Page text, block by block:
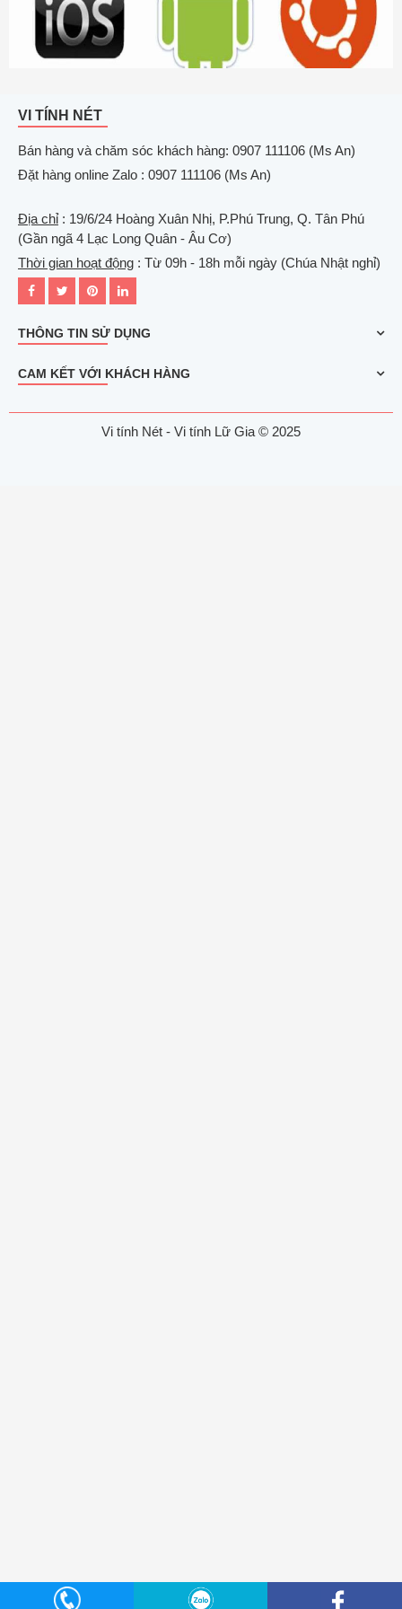
VI TÍNH NÉT
Bán hàng và chăm sóc khách hàng: 0907 111106 (Ms An)
Đặt hàng online Zalo : 0907 111106 (Ms An)
Địa chỉ: 19/6/24 Hoàng Xuân Nhị, P.Phú Trung, Q. Tân Phú
(Gần ngã 4 Lạc Long Quân - Âu Cơ)
Thời gian hoạt động : Từ 09h - 18h mỗi ngày (Chúa Nhật nghỉ)
THÔNG TIN SỬ DỤNG
CAM KẾT VỚI KHÁCH HÀNG
Vi tính Nét - Vi tính Lữ Gia © 2025